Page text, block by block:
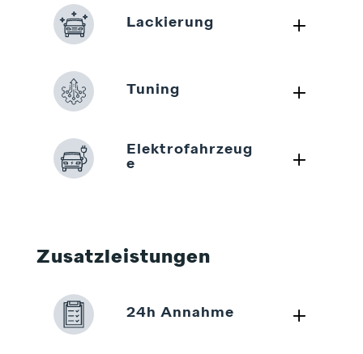
Lackierung L
Tuning L
Elektrofahrzeug
e
L
Zusatzleistungen
24h Annahme L